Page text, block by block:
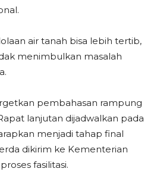
air tanah bisa lebih tertib,
menimbulkan masalah
pembahasan rampung
lanjutan dijadwalkan pada
menjadi tahap final
dikirim ke Kementerian
fasilitasi.